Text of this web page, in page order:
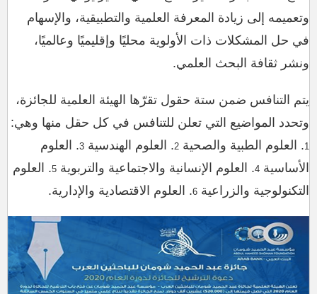
وتعميمه إلى زيادة المعرفة العلمية والتطبيقية، والإسهام
في حل المشكلات ذات الأولوية محليًا وإقليميًا وعالميًا،
ونشر ثقافة البحث العلمي.
يتم التنافس ضمن ستة حقول تقرّها الهيئة العلمية للجائزة،
وتحدد المواضيع التي تعلن للتنافس في كل حقل منها وهي:
1. العلوم الطبية والصحية 2. العلوم الهندسية 3. العلوم
الأساسية 4. العلوم الإنسانية والاجتماعية والتربوية 5. العلوم
التكنولوجية والزراعية 6. العلوم الاقتصادية والإدارية.